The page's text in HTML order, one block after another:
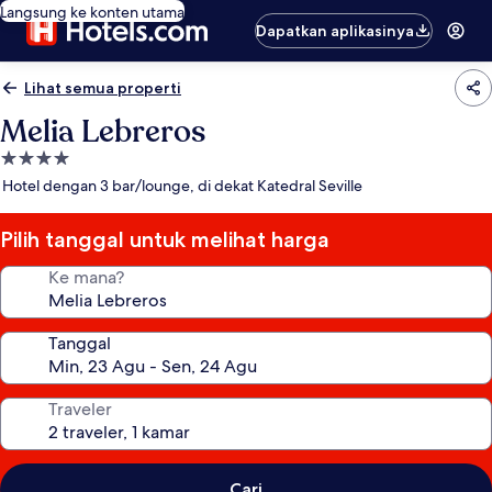
Langsung ke konten utama
Dapatkan aplikasinya
Lihat semua properti
Melia Lebreros
Properti
bintang
Hotel dengan 3 bar/lounge, di dekat Katedral Seville
Pilih tanggal untuk melihat harga
Ke mana?
Tanggal
Traveler